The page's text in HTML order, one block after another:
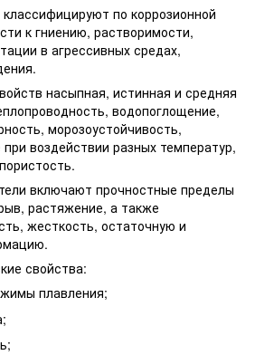
по коррозионной
к гниению, растворимости,
в агрессивных средах,
насыпная, истинная и средняя
водопоглощение,
морозоустойчивость,
воздействии разных температур,
включают прочностные пределы
растяжение, а также
жесткость, остаточную и
свойства:
плавления;